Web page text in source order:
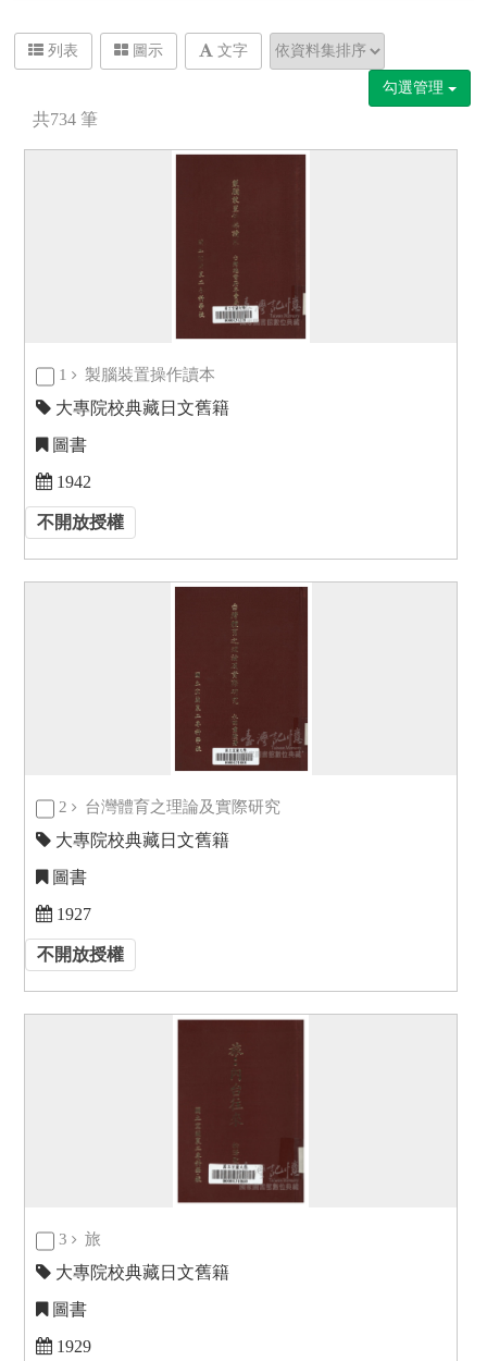
列表 圖示 文字
勾選管理
共734 筆
1 製腦裝置操作讀本
大專院校典藏日文舊籍
圖書
1942
不開放授權
2 台灣體育之理論及實際研究
大專院校典藏日文舊籍
圖書
1927
不開放授權
3 旅
大專院校典藏日文舊籍
圖書
1929